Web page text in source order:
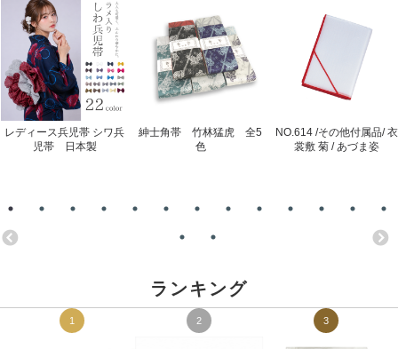
レディース兵児帯 シワ兵
児帯 日本製
紳士角帯 竹林猛虎 全5
色
NO.614 /その他付属品/ 衣
裳敷 菊 / あづま姿
ランキング
1 2 3